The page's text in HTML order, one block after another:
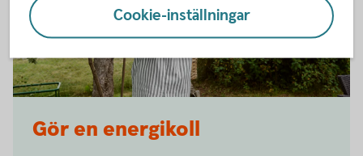
Gör en energikoll
Cookie-inställningar